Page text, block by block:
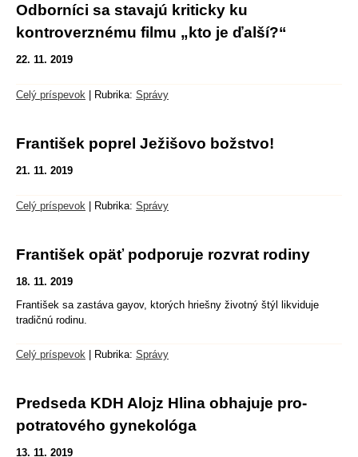
Odborníci sa stavajú kriticky ku
kontroverznému filmu „kto je ďalší?“
22. 11. 2019
Celý príspevok Rubrika: Správy
František poprel Ježišovo božstvo!
21. 11. 2019
Celý príspevok Rubrika: Správy
František opäť podporuje rozvrat rodiny
18. 11. 2019
František sa zastáva gayov, ktorých hriešny životný štýl likviduje
tradičnú rodinu.
Celý príspevok Rubrika: Správy
Predseda KDH Alojz Hlina obhajuje pro-
potratového gynekológa
13. 11. 2019